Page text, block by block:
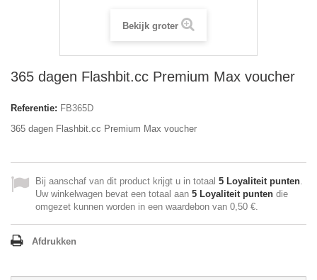
Bekijk groter
365 dagen Flashbit.cc Premium Max voucher
Referentie: FB365D
365 dagen Flashbit.cc Premium Max voucher
Bij aanschaf van dit product krijgt u in totaal 5 Loyaliteit punten.
Uw winkelwagen bevat een totaal aan 5 Loyaliteit punten die
omgezet kunnen worden in een waardebon van 0,50 €.
Afdrukken